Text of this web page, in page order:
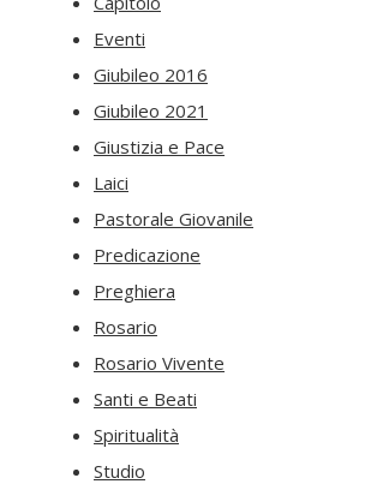
Eventi
Giubileo 2016
Giubileo 2021
Giustizia e Pace
Laici
Pastorale Giovanile
Predicazione
Preghiera
Rosario
Rosario Vivente
Santi e Beati
Spiritualità
Studio